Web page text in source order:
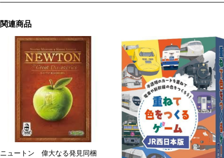
関連商品
ニュートン 偉大なる発見同梱